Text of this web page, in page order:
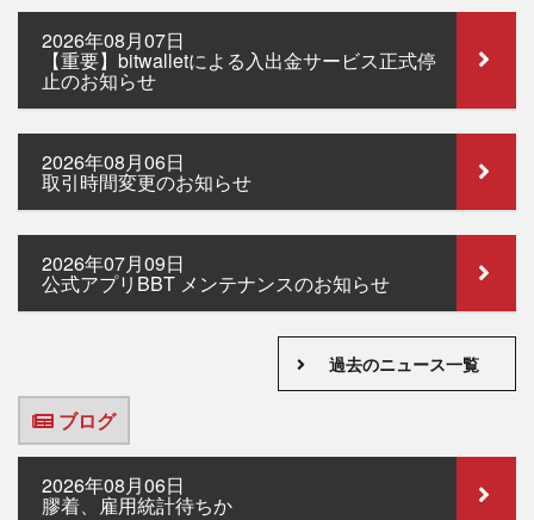
2026年08月07日
【重要】bitwalletによる入出金サービス正式停
止のお知らせ
2026年08月06日
取引時間変更のお知らせ
2026年07月09日
公式アプリBBT メンテナンスのお知らせ
過去のニュース一覧
ブログ
2026年08月06日
膠着、雇用統計待ちか